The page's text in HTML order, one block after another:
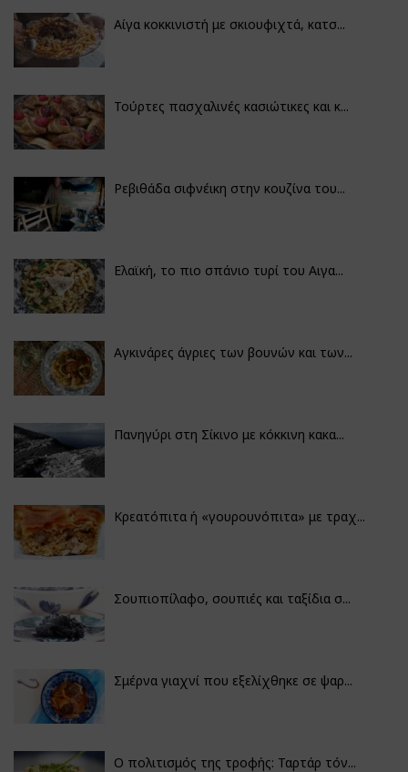
Αίγα κοκκινιστή με σκιουφιχτά, κατσ...
Τούρτες πασχαλινές κασιώτικες και κ...
Ρεβιθάδα σιφνέικη στην κουζίνα του...
Ελαϊκή, το πιο σπάνιο τυρί του Αιγα...
Αγκινάρες άγριες των βουνών και των...
Πανηγύρι στη Σίκινο με κόκκινη κακα...
Κρεατόπιτα ή «γουρουνόπιτα» με τραχ...
Σουπιοπίλαφο, σουπιές και ταξίδια σ...
Σμέρνα γιαχνί που εξελίχθηκε σε ψαρ...
Ο πολιτισμός της τροφής: Ταρτάρ τόν...